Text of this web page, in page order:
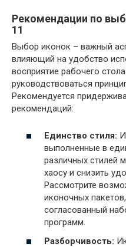
Рекомендации по
11
Выбор иконок – важный
влияющий на удобство
восприятие рабочего
руководствоваться
Рекомендуется
рекомендаций:
Единство стиля:
выполненные в
различных стилей
хаосу и снизить
Рассмотрите
иконочных
согласованный
программ.
Разборчивость: